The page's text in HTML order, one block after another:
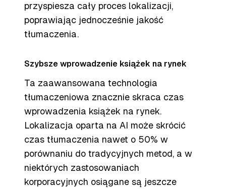
przyspiesza cały proces lokalizacji,
poprawiając jednocześnie jakość
tłumaczenia.
Szybsze wprowadzenie książek na rynek
Ta zaawansowana technologia
tłumaczeniowa znacznie skraca czas
wprowadzenia książek na rynek.
Lokalizacja oparta na AI może skrócić
czas tłumaczenia nawet o 50% w
porównaniu do tradycyjnych metod, a w
niektórych zastosowaniach
korporacyjnych osiągane są jeszcze